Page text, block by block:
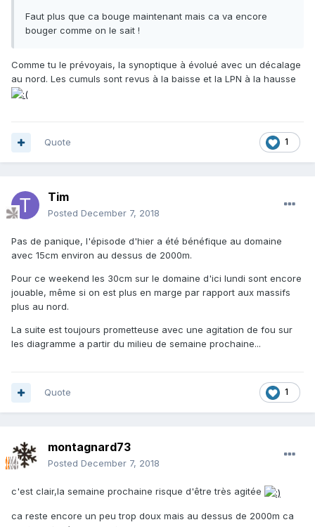
Faut plus que ca bouge maintenant mais ca va encore
bouger comme on le sait !
Comme tu le prévoyais, la synoptique à évolué avec un décalage
au nord. Les cumuls sont revus à la baisse et la LPN à la hausse
1
Quote
Tim
Posted December 7, 2018
Pas de panique, l'épisode d'hier a été bénéfique au domaine
avec 15cm environ au dessus de 2000m.
Pour ce weekend les 30cm sur le domaine d'ici lundi sont encore
jouable, même si on est plus en marge par rapport aux massifs
plus au nord.
La suite est toujours prometteuse avec une agitation de fou sur
les diagramme a partir du milieu de semaine prochaine...
1
Quote
montagnard73
Posted December 7, 2018
c'est clair,la semaine prochaine risque d'être très agitée
ca reste encore un peu trop doux mais au dessus de 2000m ca